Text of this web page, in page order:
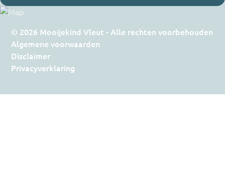
© 2026 Mooijekind Vleut - Alle rechten voorbehouden
Algemene voorwaarden
Disclaimer
Privacyverklaring